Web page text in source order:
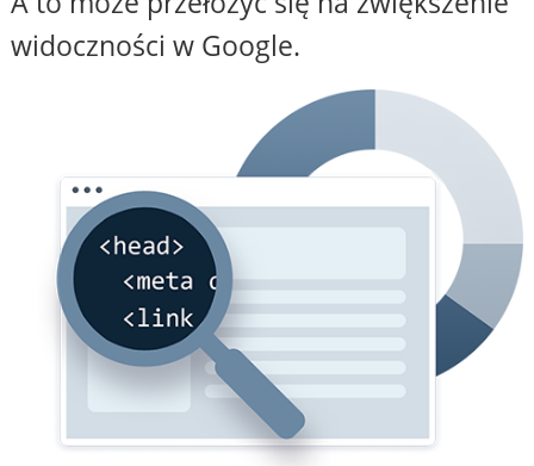
widoczności w Google.